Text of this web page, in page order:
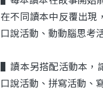
在不同讀本中反覆出現
口說活動、動動腦思考
▌讀本另搭配活動本，
口說活動、拼寫活動、